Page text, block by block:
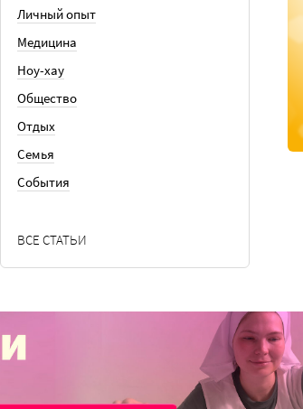
Личный опыт
Медицина
Ноу-хау
Общество
Отдых
Семья
События
ВСЕ СТАТЬИ